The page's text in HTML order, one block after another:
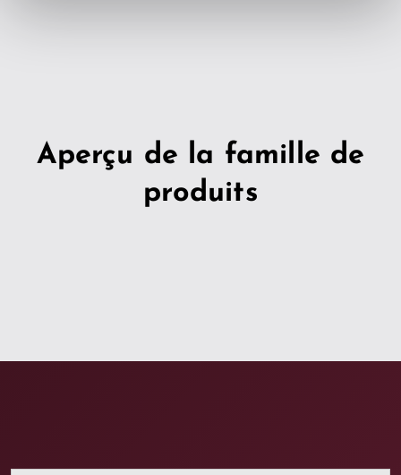
Aperçu de la famille de
produits